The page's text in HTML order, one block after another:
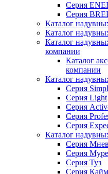
Серия
Серия
Каталог
Каталог
Каталог
компании
Каталог
компании
Каталог
Серия
Серия Light
Серия
Серия
Серия
Каталог
Серия
Серия
Серия Туз
Серия